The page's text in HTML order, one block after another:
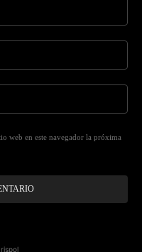
web en este navegador la próxima